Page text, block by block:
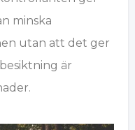
minska
utan att det ger
är